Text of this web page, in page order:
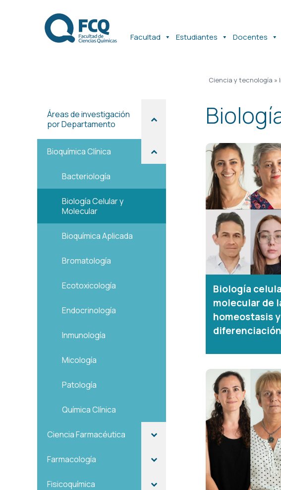
Facultad Estudiantes Docentes
Ciencia y tecnología »
Biología
molecular de
homeostasis y
Áreas de investigación
por Departamento
Bioquímica Clínica
Bacteriología
Biología Celular y
Molecular
Bioquímica Aplicada
Bromatología
Ecotoxicología
Endocrinología
Inmunología
Micología
Patología
Química Clínica
Ciencia Farmacéutica
Farmacología
Fisicoquímica